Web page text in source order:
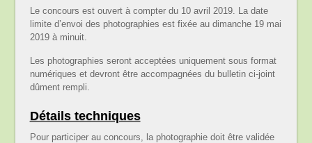
Le concours est ouvert à compter du 10 avril 2019. La date
limite d’envoi des photographies est fixée au dimanche 19 mai
2019 à minuit.
Les photographies seront acceptées uniquement sous format
numériques et devront être accompagnées du bulletin ci-joint
dûment rempli.
Détails techniques
Pour participer au concours, la photographie doit être validée